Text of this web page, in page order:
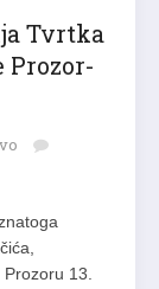
Tvrtka
Prozor-
13.